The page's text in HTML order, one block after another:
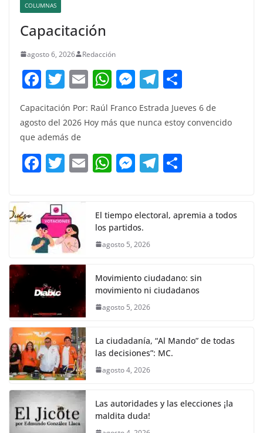
COLUMNAS
Capacitación
agosto 6, 2026 Redacción
F
a
c
e
b
o
k
T
itt
er
E
m
ai
W
at
A
p
M
ss
n
g
T
el
e
a
m
m
p
Capacitación Por: Raúl Franco Estrada Jueves 6 de
agosto del 2026 Hoy más que nunca estoy convencido
que además de
F
e
b
o
o
k
T
itt
er
E W
s
A
p
M
e
n
er
T
gr p
El tiempo electoral, apremia a todos
los partidos.
agosto 5, 2026
Movimiento ciudadano: sin
movimiento ni ciudadanos
agosto 5, 2026
La ciudadanía, “Al Mando” de todas
las decisiones”: MC.
agosto 4, 2026
Las autoridades y las elecciones ¡la
maldita duda!